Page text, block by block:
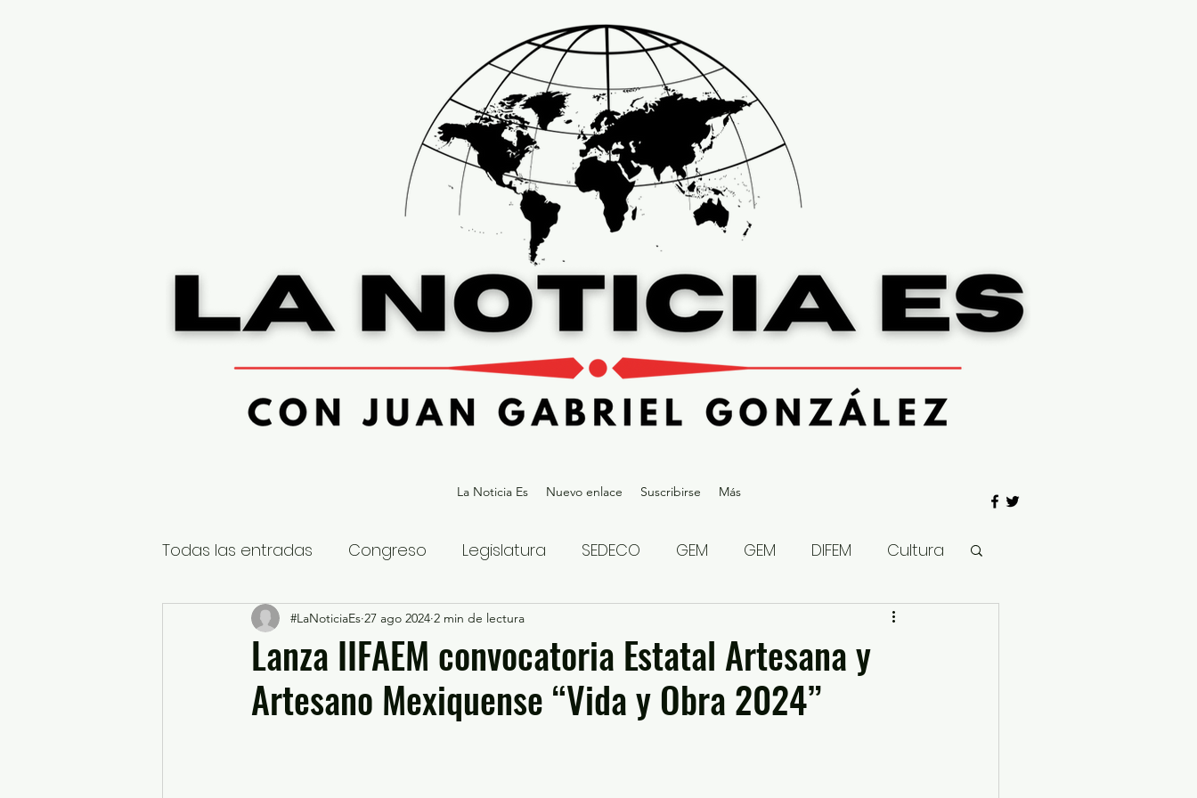
La Noticia Es Nuevo enlace Suscribirse Más
Todas las entradas Congreso Legislatura SEDECO GEM GEM DIFEM Cultura
Nacional Estatal Gubernatura Edoméx 2023
Educación y Cultura Seguridad y Justicia Denuncia Ciudadana
Lanza IIFAEM convocatoria Estatal Artesana y
Artesano Mexiquense “Vida y Obra 2024”
#LaNoticiaEs 27 ago 2024 2 min de lectura